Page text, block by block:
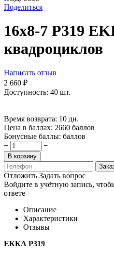
Поделиться
16х8-7 P319
квадроциклов
Написать отзыв
2 660 ₽
Доступность: 40 шт.
Время возврата: 10 дн.
Цена в баллах: 2660 баллов
Бонусные баллы: баллов
+
−
В корзину
Отложить Задать вопрос
Войдите в учётную запись,
ответе
Описание
Характеристики
Отзывы
ЕККА Р319